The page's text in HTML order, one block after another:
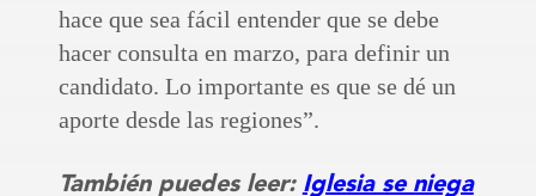
hace que sea fácil entender que se debe
hacer consulta en marzo, para definir un
candidato. Lo importante es que se dé un
aporte desde las regiones”.
También puedes leer: Iglesia se niega